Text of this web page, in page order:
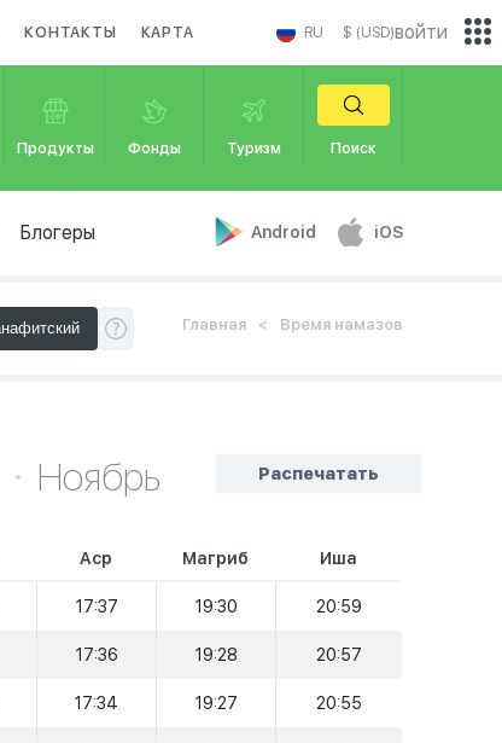
КОНТАКТЫ КАРТА RU $ (USD)
Продукты Фонды Туризм Поиск
Блогеры Android iOS
войти
Главная Время намазов
Распечатать
Ноябрь
Аср Магриб Иша
17:37 19:30 20:59
17:36 19:28 20:57
17:34 19:27 20:55